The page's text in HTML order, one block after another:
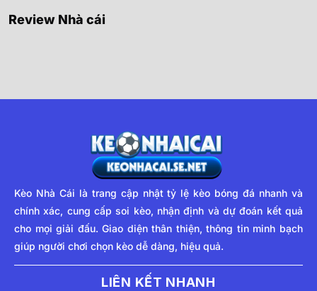
Review Nhà cái
Kèo Nhà Cái là trang cập nhật tỷ lệ kèo bóng đá nhanh và
chính xác, cung cấp soi kèo, nhận định và dự đoán kết quả
cho mọi giải đấu. Giao diện thân thiện, thông tin minh bạch
giúp người chơi chọn kèo dễ dàng, hiệu quả.
LIÊN KẾT NHANH